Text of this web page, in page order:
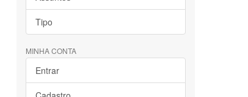
Tipo
MINHA CONTA
Entrar